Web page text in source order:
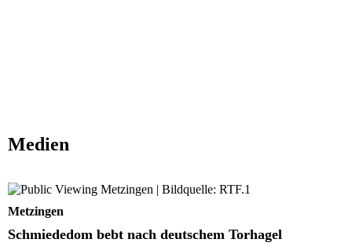
Medien
Schmiededom bebt nach deutschem Torhagel
Metzingen
Schmiededom bebt nach deutschem Torhagel